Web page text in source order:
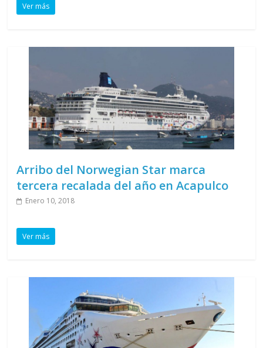
Ver más
Arribo del Norwegian Star marca
tercera recalada del año en Acapulco
Enero 10, 2018
Ver más